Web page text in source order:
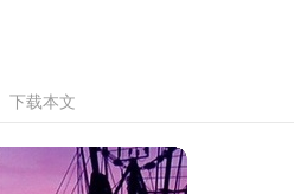
下载本文